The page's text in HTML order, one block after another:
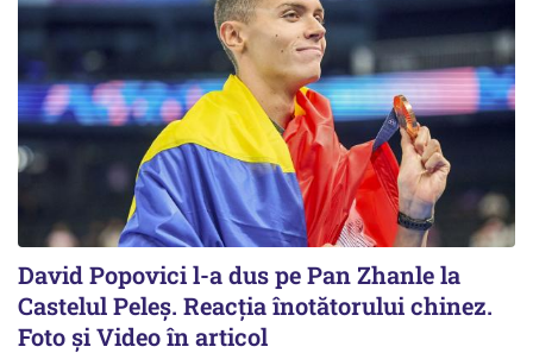
David Popovici l-a dus pe Pan Zhanle la
Castelul Peleş. Reacţia înotătorului chinez.
Foto şi Video în articol